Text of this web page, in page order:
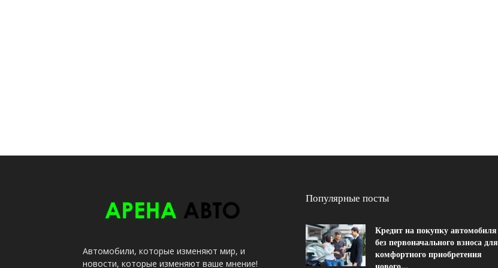
Автомобили, которые изменяют мир, и
новости, которые изменяют ваше мнение!
Популярные посты
Кредит на покупку автомобиля
без первоначального взноса для
комфортного приобретения